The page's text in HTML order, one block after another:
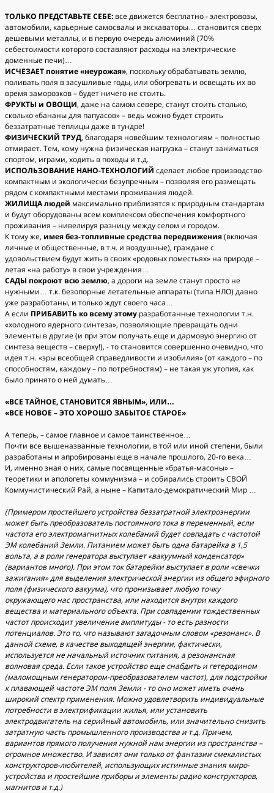
ТОЛЬКО ПРЕДСТАВЬТЕ СЕБЕ: все движется бесплатно - электровозы,
автомобили, карьерные самосвалы и экскаваторы… становится сверх
дешевыми металлы, и в первую очередь алюминий (70%
себестоимости которого составляют расходы на электрические
доменные печи)…
ИСЧЕЗАЕТ понятие «неурожая», поскольку обрабатывать землю,
поливать поля в засушливые годы, или обогревать и освещать их во
время заморозков – будет ничего не стоить.
ФРУКТЫ и ОВОЩИ, даже на самом севере, станут стоить столько,
сколько «бананы для папуасов» – ведь можно будет строить
беззатратные теплицы даже в тундре!
ФИЗИЧЕСКИЙ ТРУД, благодаря новейшим технологиям – полностью
отмирает. Тем, кому нужна физическая нагрузка – станут заниматься
спортом, играми, ходить в походы и т.д.
ИСПОЛЬЗОВАНИЕ НАНО-ТЕХНОЛОГИЙ сделает любое производство
компактным и экологически безупречным – позволяя его размещать
рядом с компактными местами проживания людей.
ЖИЛИЩА людей максимально приблизятся к природным стандартам
и будут оборудованы всем комплексом обеспечения комфортного
проживания – нивелируя разницу между селом и городом.
К тому же, имея без-топливные средства передвижения(включая
личные и общественные, в т.ч. и воздушные), граждане с
удовольствием будут жить в своих «родовых поместьях» на природе –
летая «на работу» в свои учреждения…
САДЫ покроют всю землю, а дороги на земле станут просто не
нужными… т.к. безопорные летательные аппараты (типа НЛО) давно
уже разработаны, и только ждут своего часа…
А если ПРИБАВИТЬ ко всему этому разработанные технологии т.н.
«холодного ядерного синтеза», позволяющие превращать одни
элементы в другие (и при этом получать еще и дармовую энергию от
синтеза веществ – сверху!), - то становится совершенно очевидно, что
идея т.н. «эры всеобщей справедливости и изобилия» (от каждого – по
способностям, каждому – по потребностям) – не такая уж утопия, как
было принято о ней думать…
«ВСЕ ТАЙНОЕ, СТАНОВИТСЯ ЯВНЫМ», ИЛИ…
«ВСЕ НОВОЕ – ЭТО ХОРОШО ЗАБЫТОЕ СТАРОЕ»
А теперь, – самое главное и самое таинственное…
Почти все вышеназванные технологии, в той или иной степени, были
разработаны и апробированы еще в начале прошлого, 20-го века…
И, именно зная о них, самые посвященные «братья-масоны» –
теоретики и апологеты коммунизма – и собирались строить СВОЙ
Коммунистический Рай, а ныне – Капитало-демократический Мир …
(Примером простейшего устройства беззатратной электроэнергии
может быть преобразователь постоянного тока в переменный, если
частота его электромагнитных колебаний будет совпадать с частотой
ЭМ колебаний Земли. Питанием может быть одна батарейка в 1,5
вольта, а в роли генератора выступает «вакуумный конденсатор»
(вариантов много). При этом ток батарейки выступает в роли «свечки
зажигания» для выделения электрической энергии из общего эфирного
поля (физического вакуума), что пронизывает любую точку
окружающего нас пространства, или находится внутри каждого
вещества и материального объекта. При совпадении тождественных
частот происходит увеличение амплитуды - то есть разности
потенциалов. Это то, что называют загадочным словом «резонанс». В
данной схеме, в качестве выходящей энергии, фактически,
используется не начальный источник питания, а резонансная
волновая среда. Если такое устройство еще снабдить и гетеродином
(маломощным генератором-преобразователем частот), для подстройки
к плавающей частоте ЭМ поля Земли - то оно может иметь очень
широкий спектр применения. Можно удовлетворить индивидуальные
потребности в электрификации жилья, или установить
электродвигатель на серийный автомобиль, или значительно снизить
затратную часть промышленного производства и т.д. Причем,
вариантов прямого получения нужной нам энергии из пространства –
огромное множество. И зависят они только от фантазии смекалистых
конструкторов-любителей, использующих истинные знания миро-
устройства и простейшие приборы и элементы радио конструкторов,
магнитов и т.д.)